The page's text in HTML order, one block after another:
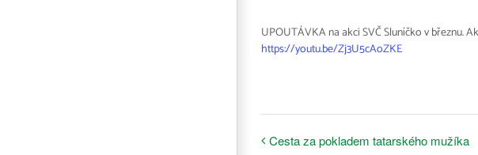
UPOUTÁVKA na akci SVČ Sluníčko v březnu.
https://youtu.be/Zj3U5cAoZKE
Cesta za pokladem tatarského mužíka